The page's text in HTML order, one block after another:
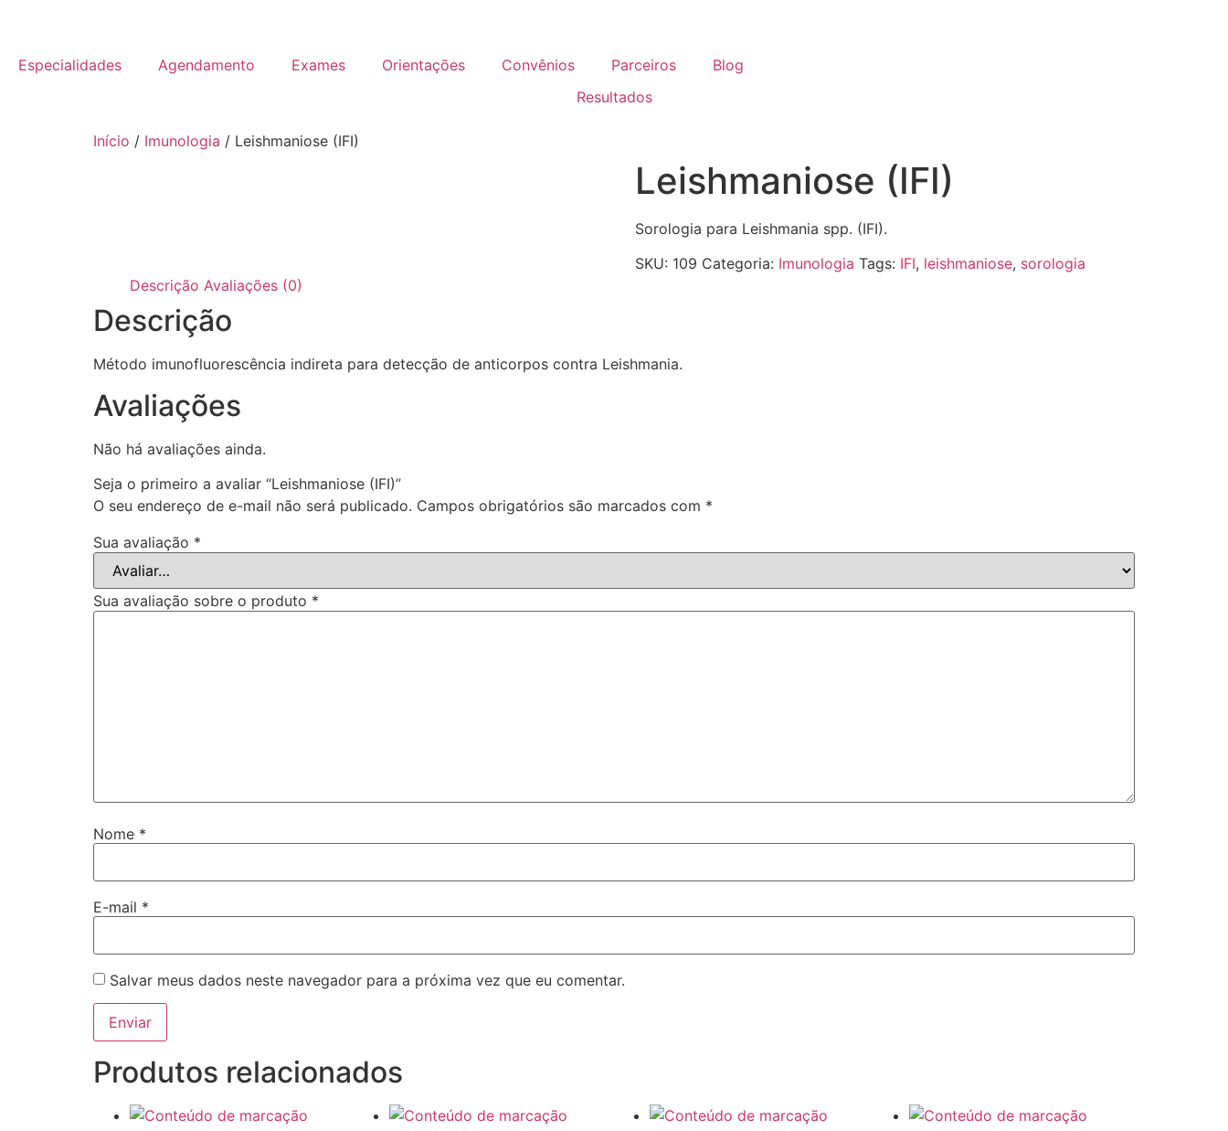
Especialidades Agendamento Exames Orientações Convênios Parceiros
Blog
Resultados
Início / Imunologia / Leishmaniose (IFI)
Leishmaniose (IFI)
Sorologia para Leishmania spp. (IFI).
SKU: 109 Categoria: Imunologia Tags: IFI, leishmaniose, sorologia
Descrição Avaliações (0)
Descrição
Método imunofluorescência indireta para detecção de anticorpos contra Leishmania.
Avaliações
Não há avaliações ainda.
Seja o primeiro a avaliar “Leishmaniose (IFI)”
O seu endereço de e-mail não será publicado. Campos obrigatórios são marcados com *
Sua avaliação *
Sua avaliação sobre o produto *
Nome *
E-mail *
Salvar meus dados neste navegador para a próxima vez que eu comentar.
Produtos relacionados